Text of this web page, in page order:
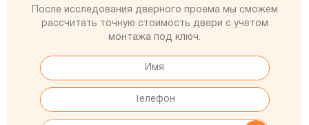
После исследования дверного проема мы сможем
рассчитать точную стоимость двери с учетом
монтажа под ключ.